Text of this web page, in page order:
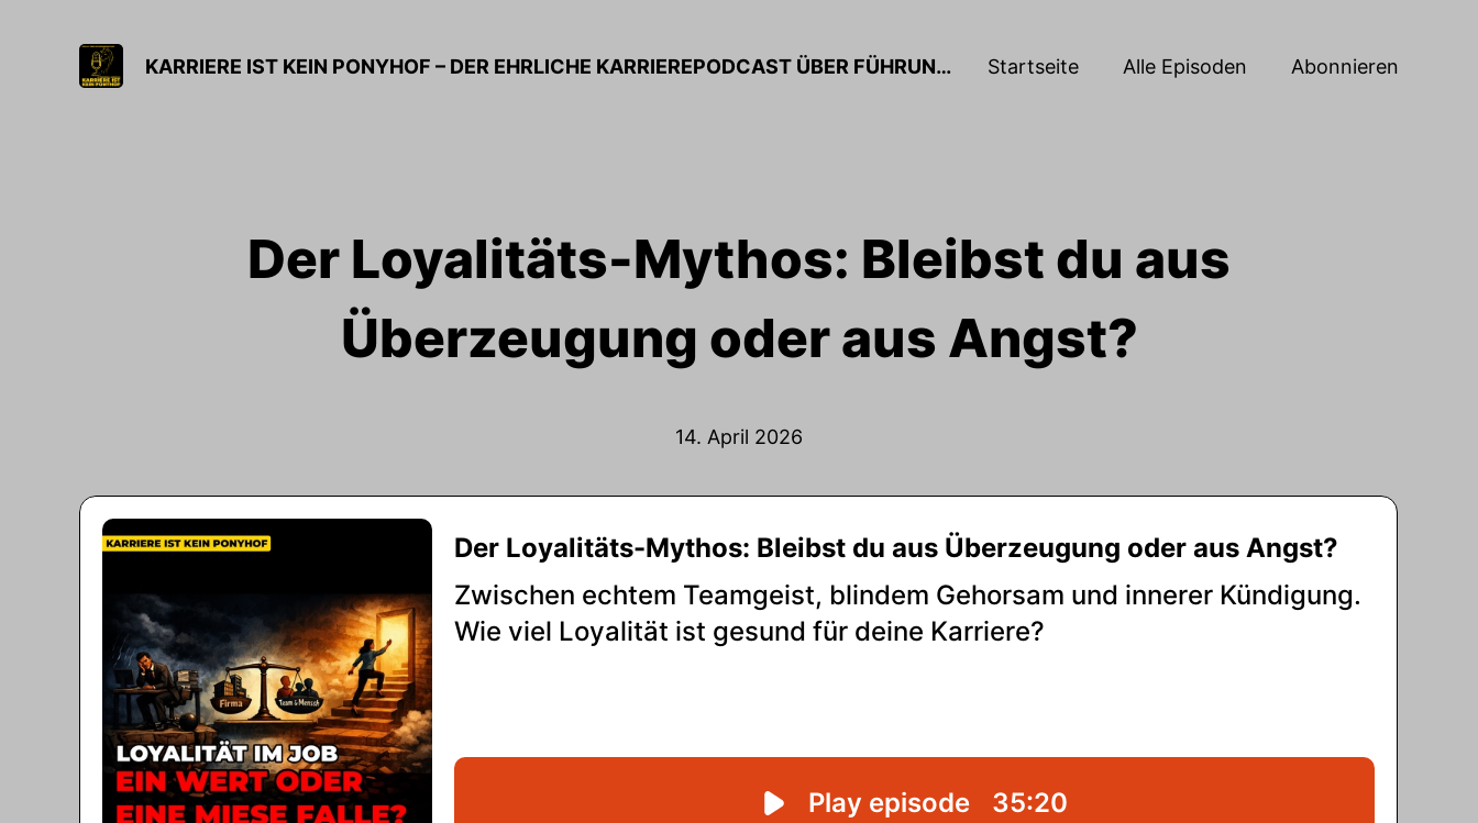
KARRIERE IST KEIN PONYHOF – DER EHRLICHE KARRIEREPODCAST ÜBER FÜHRUNG, VERÄNDERUNG & ECHTE ERFAHRUNGEN Startseite Alle Episoden Abonnieren
Der Loyalitäts-Mythos: Bleibst du aus
Überzeugung oder aus Angst?
14. April 2026